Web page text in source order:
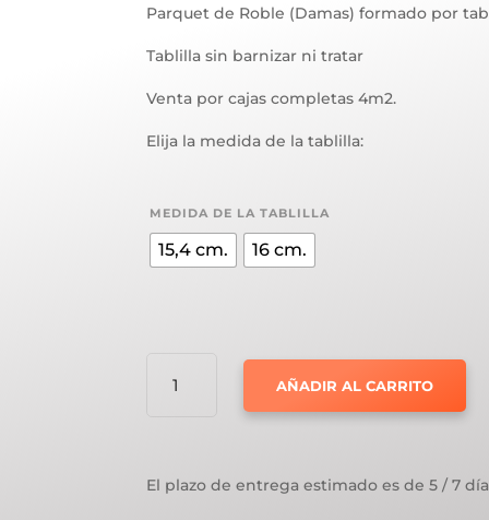
Parquet de Roble (Damas) formado por
Tablilla sin barnizar ni tratar
Venta por cajas completas 4m2.
Elija la medida de la tablilla:
MEDIDA DE LA TABLILLA
15,4 cm. 16 cm.
ROBLE
CANTIDAD
AÑADIR AL CARRITO
El plazo de entrega estimado es de 5 / 7